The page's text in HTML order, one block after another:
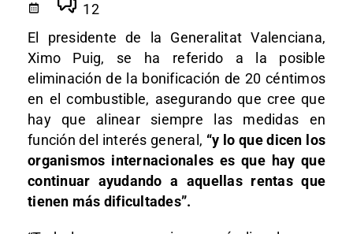
12
El presidente de la Generalitat Valenciana,
Ximo Puig, se ha referido a la posible
eliminación de la bonificación de 20 céntimos
en el combustible, asegurando que cree que
hay que alinear siempre las medidas en
función del interés general, “y lo que dicen los
organismos internacionales es que hay que
continuar ayudando a aquellas rentas que
tienen más dificultades”.